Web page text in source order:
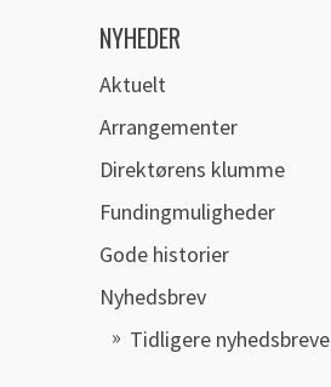
NYHEDER
Aktuelt
Arrangementer
Direktørens klumme
Fundingmuligheder
Gode historier
Nyhedsbrev
Tidligere nyhedsbreve